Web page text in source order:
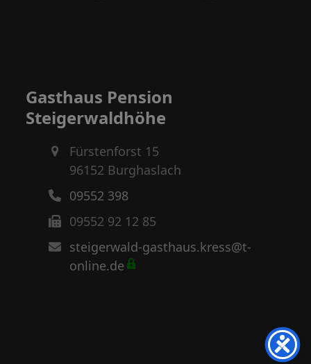
Gasthaus Pension
Steigerwaldhöhe
Fürstenforst 15
96152 Burghaslach
09552 398
09552 92 12 85
steigerwald-gasthaus.kress@t-
online.de